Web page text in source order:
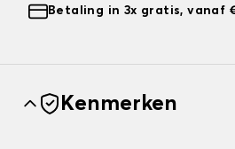
Betaling in 3x gratis, vanaf
Kenmerken